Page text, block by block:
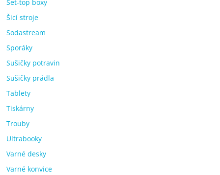
Set-top boxy
Šicí stroje
Sodastream
Sporáky
Sušičky potravin
Sušičky prádla
Tablety
Tiskárny
Trouby
Ultrabooky
Varné desky
Varné konvice